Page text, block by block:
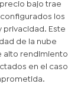
bajo trae
los
privacidad. Este
de la nube
alto rendimiento
en el caso